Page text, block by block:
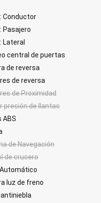
Conductor
Pasajero
Lateral
central de puertas
de reversa
de reversa
de Proximidad
presión de llantas
ABS
de Navegación
de crucero
luz de freno